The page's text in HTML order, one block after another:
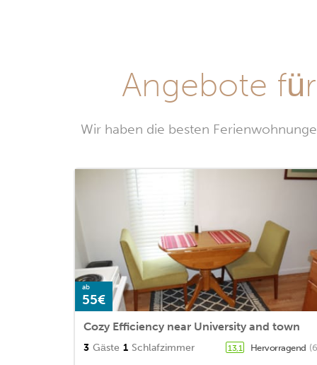
Angebote
Wir haben die besten
ab
55€
Cozy Efficiency near University and town
3 Gäste 1 Schlafzimmer 13,1 Hervorragend